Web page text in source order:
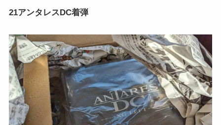
21アンタレスDC着弾